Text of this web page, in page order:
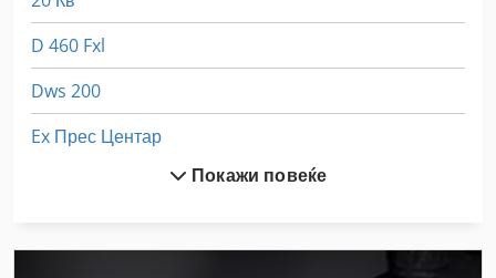
D 460 Fxl
Dws 200
Ex Прес Центар
Покажи повеќе